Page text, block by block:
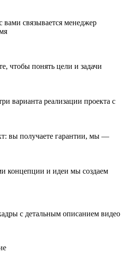
вами связывается менеджер
чтобы понять цели и задачи
варианта реализации проекта с
вы получаете гарантии, мы —
концепции и идеи мы создаем
с детальным описанием видео